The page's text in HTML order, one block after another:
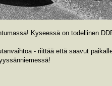
Kyseessä on todellinen
- riittää että saavut